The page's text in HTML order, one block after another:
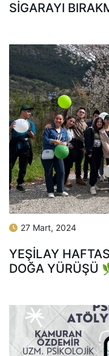
SİGARAYI
27 Mart, 2024
YEŞİLAY
DOĞA YÜRÜŞÜ